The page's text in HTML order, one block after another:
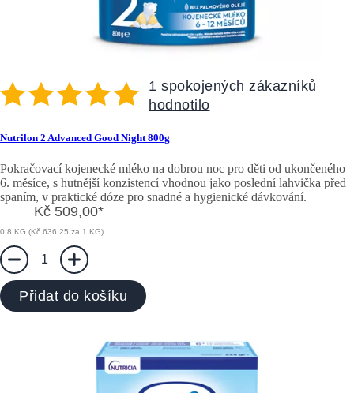
1 spokojených zákazníků
hodnotilo
Nutrilon 2 Advanced Good Night 800g
Pokračovací kojenecké mléko na dobrou noc pro děti od ukončeného
6. měsíce, s hutnější konzistencí vhodnou jako poslední lahvička před
spaním, v praktické dóze pro snadné a hygienické dávkování.
Kč 509,00*
0,8 KG (Kč 636,25 za 1 KG)
1
Přidat do košíku